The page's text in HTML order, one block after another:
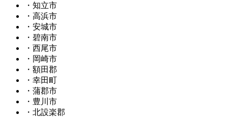
・知立市
・高浜市
・安城市
・碧南市
・西尾市
・岡崎市
・額田郡
・幸田町
・蒲郡市
・豊川市
・北設楽郡